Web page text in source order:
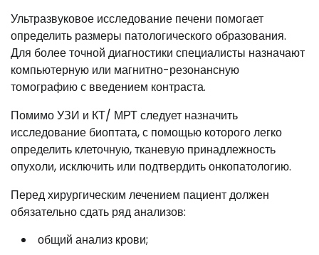
Ультразвуковое исследование печени помогает
определить размеры патологического образования.
Для более точной диагностики специалисты назначают
компьютерную или магнитно-резонансную
томографию с введением контраста.
Помимо УЗИ и КТ/ МРТ следует назначить
исследование биоптата, с помощью которого легко
определить клеточную, тканевую принадлежность
опухоли, исключить или подтвердить онкопатологию.
Перед хирургическим лечением пациент должен
обязательно сдать ряд анализов:
общий анализ крови;